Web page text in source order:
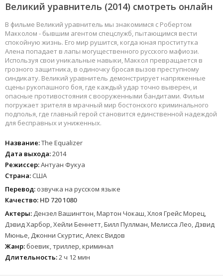
Великий уравнитель (2014) смотреть онлайн
В фильме Великий уравнитель мы знакомимся с Робертом
Макколом - бывшим агентом спецслужб, пытающимся вести
спокойную жизнь. Его мир рушится, когда юная проститутка
Алена попадает в лапы могущественного русского мафиози.
Используя свои уникальные навыки, Маккол превращается в
грозного защитника, в одиночку бросая вызов преступному
синдикату. Великий уравнитель демонстрирует напряженные
сцены рукопашного боя, где каждый удар точно выверен, и
опасные противостояния с вооруженными бандитами. Фильм
погружает зрителя в мрачный мир бостонского криминального
подполья, где главный герой становится единственной надеждой
для бесправных и униженных.
Название:The Equalizer
Дата выхода:2014
Режиссер:Антуан Фукуа
Страна: США
Перевод: озвучка на русском языке
Качество: HD 720 1080
Актеры: Дензел Вашингтон, Мартон Чокаш, Хлоя Грейс Морец,
Дэвид Харбор, Хейли Беннетт, Билл Пуллман, Мелисса Лео, Дэвид
Мюнье, Джонни Скуртис, Алекс Видов
Жанр: боевик, триллер, криминал
Длительность:2 ч 12 мин